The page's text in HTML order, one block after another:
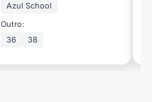
Azul School
Outro:
36
38